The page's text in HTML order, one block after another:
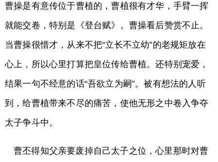
曹操是有意传位于曹植的，曹植很有才华，手臂一挥
就能交卷，特别是《登台赋》。曹操看后赞赏不止。
当曹操很惜才，从来不把“立长不立幼”的老规矩放在
心上，所以心里打算把皇位传给曹植。还特别宠爱，
结果一句不经意的话“吾欲立为嗣”。被有想法的人听
到，给曹植带来不尽的痛苦，使他无形之中卷入争夺
太子争斗中。
曹丕得知父亲要废掉自己太子之位，心里那时对曹